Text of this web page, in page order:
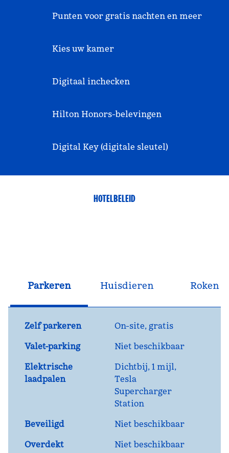
Punten voor gratis nachten en meer
Kies uw kamer
Digitaal inchecken
Hilton Honors-belevingen
Digital Key (digitale sleutel)
HOTELBELEID
Parkeren Huisdieren Roken
Zelf parkeren On-site, gratis
Valet-parking
Niet beschikbaar
Elektrische
laadpalen
Dichtbij, 1 mijl,
Tesla
Supercharger
Station
Beveiligd
Niet beschikbaar
Overdekt
Niet beschikbaar